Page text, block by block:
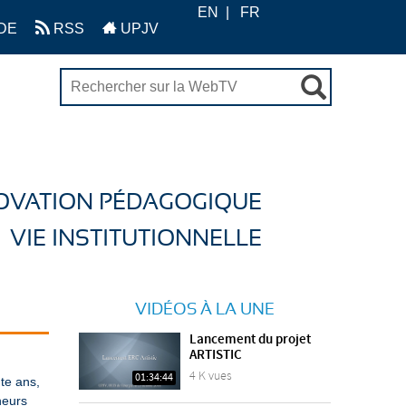
RSS UPJV
EN FR
PÉDAGOGIQUE
VIE INSTITUTIONNELLE
ans,
VIDÉOS À LA UNE
01:34:44
Lancement du projet
ARTISTIC
4 K vues